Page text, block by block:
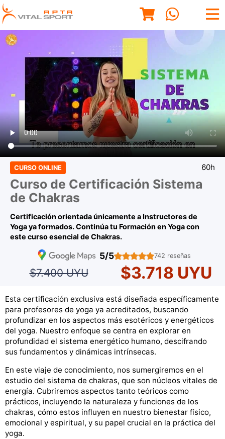
CURSO ONLINE 60h
Curso de Certificación Sistema
de Chakras
Certificación orientada únicamente a Instructores de
Yoga ya formados. Continúa tu Formación en Yoga con
este curso esencial de Chakras.
5/5 742 reseñas
$7.400 UYU $3.718 UYU
Esta certificación exclusiva está diseñada específicamente
para profesores de yoga ya acreditados, buscando
profundizar en los aspectos más esotéricos y energéticos
del yoga. Nuestro enfoque se centra en explorar en
profundidad el sistema energético humano, descifrando
sus fundamentos y dinámicas intrínsecas.
En este viaje de conocimiento, nos sumergiremos en el
estudio del sistema de chakras, que son núcleos vitales de
energía. Cubriremos aspectos tanto teóricos como
prácticos, incluyendo la naturaleza y funciones de los
chakras, cómo estos influyen en nuestro bienestar físico,
emocional y espiritual, y su papel crucial en la práctica del
yoga.